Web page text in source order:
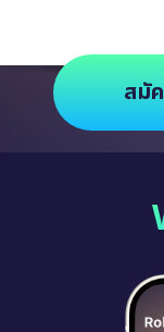
ตัวช่วย
สมั